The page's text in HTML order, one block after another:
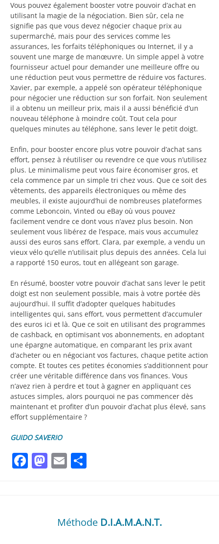
Vous pouvez également booster votre pouvoir d’achat en
utilisant la magie de la négociation. Bien sûr, cela ne
signifie pas que vous devez négocier chaque prix au
supermarché, mais pour des services comme les
assurances, les forfaits téléphoniques ou Internet, il y a
souvent une marge de manœuvre. Un simple appel à votre
fournisseur actuel pour demander une meilleure offre ou
une réduction peut vous permettre de réduire vos factures.
Xavier, par exemple, a appelé son opérateur téléphonique
pour négocier une réduction sur son forfait. Non seulement
il a obtenu un meilleur prix, mais il a aussi bénéficié d’un
nouveau téléphone à moindre coût. Tout cela pour
quelques minutes au téléphone, sans lever le petit doigt.
Enfin, pour booster encore plus votre pouvoir d’achat sans
effort, pensez à réutiliser ou revendre ce que vous n’utilisez
plus. Le minimalisme peut vous faire économiser gros, et
cela commence par un simple tri chez vous. Que ce soit des
vêtements, des appareils électroniques ou même des
meubles, il existe aujourd’hui de nombreuses plateformes
comme Leboncoin, Vinted ou eBay où vous pouvez
facilement vendre ce dont vous n’avez plus besoin. Non
seulement vous libérez de l’espace, mais vous accumulez
aussi des euros sans effort. Clara, par exemple, a vendu un
vieux vélo qu’elle n’utilisait plus depuis des années. Cela lui
a rapporté 150 euros, tout en allégeant son garage.
En résumé, booster votre pouvoir d’achat sans lever le petit
doigt est non seulement possible, mais à votre portée dès
aujourd’hui. Il suffit d’adopter quelques habitudes
intelligentes qui, sans effort, vous permettent d’accumuler
des euros ici et là. Que ce soit en utilisant des programmes
de cashback, en optimisant vos abonnements, en adoptant
une épargne automatique, en comparant les prix avant
d’acheter ou en négociant vos factures, chaque petite action
compte. Et toutes ces petites économies s’additionnent pour
créer une véritable différence dans vos finances. Vous
n’avez rien à perdre et tout à gagner en appliquant ces
astuces simples, alors pourquoi ne pas commencer dès
maintenant et profiter d’un pouvoir d’achat plus élevé, sans
effort supplémentaire ?
GUIDO SAVERIO
Facebook
Mastodon
Email
Méthode D.I.A.M.A.N.T.